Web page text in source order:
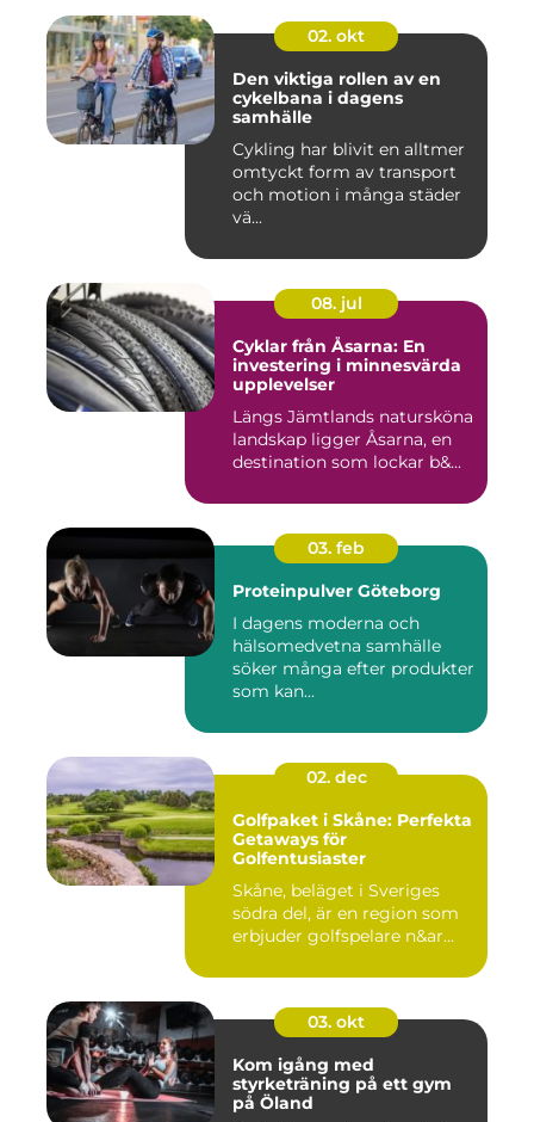
02. okt
Den viktiga rollen av en
cykelbana i dagens
samhälle
Cykling har blivit en alltmer
omtyckt form av transport
och motion i många städer
vä...
08. jul
Cyklar från Åsarna: En
investering i minnesvärda
upplevelser
Längs Jämtlands natursköna
landskap ligger Åsarna, en
destination som lockar b&...
03. feb
Proteinpulver Göteborg
I dagens moderna och
hälsomedvetna samhälle
söker många efter produkter
som kan...
02. dec
Golfpaket i Skåne: Perfekta
Getaways för
Golfentusiaster
Skåne, beläget i Sveriges
södra del, är en region som
erbjuder golfspelare n&ar...
03. okt
Kom igång med
styrketräning på ett gym
på Öland